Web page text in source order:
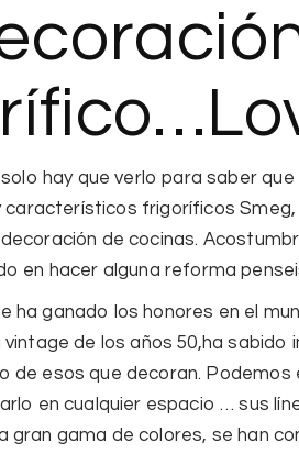
solo hay que verlo para saber
característicos frigoríficos Smeg
decoración de cocinas.
en hacer alguna reforma
ha ganado los honores en el
de los años 50,ha sabido
de esos que decoran. Podemos
en cualquier espacio … sus
gran gama de colores, se han